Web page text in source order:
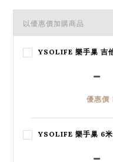
以優惠價加購商品
YSOLIFE 樂手巢 吉
優惠
YSOLIFE 樂手巢 6